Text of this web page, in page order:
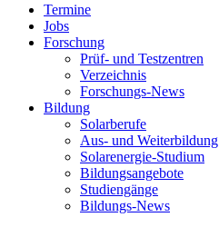
Termine
Jobs
Forschung
Prüf- und Testzentren
Verzeichnis
Forschungs-News
Bildung
Solarberufe
Aus- und Weiterbildung
Solarenergie-Studium
Bildungsangebote
Studiengänge
Bildungs-News